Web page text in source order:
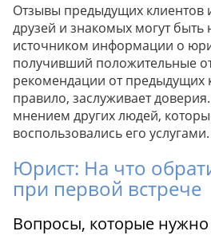
Отзывы предыдущих клиентов
друзей и знакомых могут
источником информации о
получивший положительные
рекомендации от предыдущих
правило, заслуживает
мнением других людей,
воспользовались его услугами.
Юрист: На что
при первой встрече
Вопросы, которые нужно